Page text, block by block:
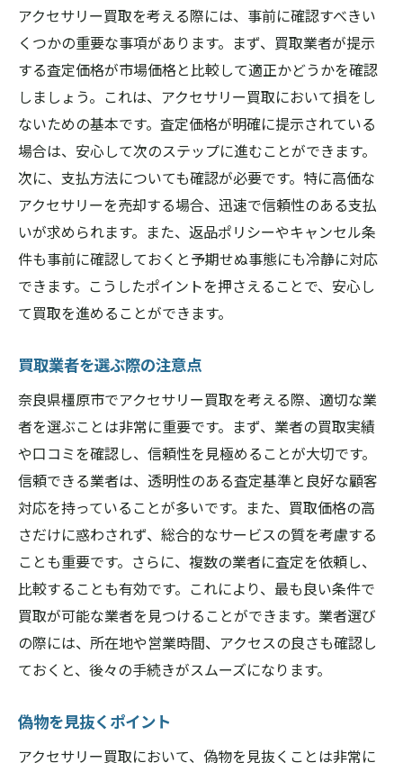
アクセサリー買取を考える際には、事前に確認すべきい
くつかの重要な事項があります。まず、買取業者が提示
する査定価格が市場価格と比較して適正かどうかを確認
しましょう。これは、アクセサリー買取において損をし
ないための基本です。査定価格が明確に提示されている
場合は、安心して次のステップに進むことができます。
次に、支払方法についても確認が必要です。特に高価な
アクセサリーを売却する場合、迅速で信頼性のある支払
いが求められます。また、返品ポリシーやキャンセル条
件も事前に確認しておくと予期せぬ事態にも冷静に対応
できます。こうしたポイントを押さえることで、安心し
て買取を進めることができます。
買取業者を選ぶ際の注意点
奈良県橿原市でアクセサリー買取を考える際、適切な業
者を選ぶことは非常に重要です。まず、業者の買取実績
や口コミを確認し、信頼性を見極めることが大切です。
信頼できる業者は、透明性のある査定基準と良好な顧客
対応を持っていることが多いです。また、買取価格の高
さだけに惑わされず、総合的なサービスの質を考慮する
ことも重要です。さらに、複数の業者に査定を依頼し、
比較することも有効です。これにより、最も良い条件で
買取が可能な業者を見つけることができます。業者選び
の際には、所在地や営業時間、アクセスの良さも確認し
ておくと、後々の手続きがスムーズになります。
偽物を見抜くポイント
アクセサリー買取において、偽物を見抜くことは非常に